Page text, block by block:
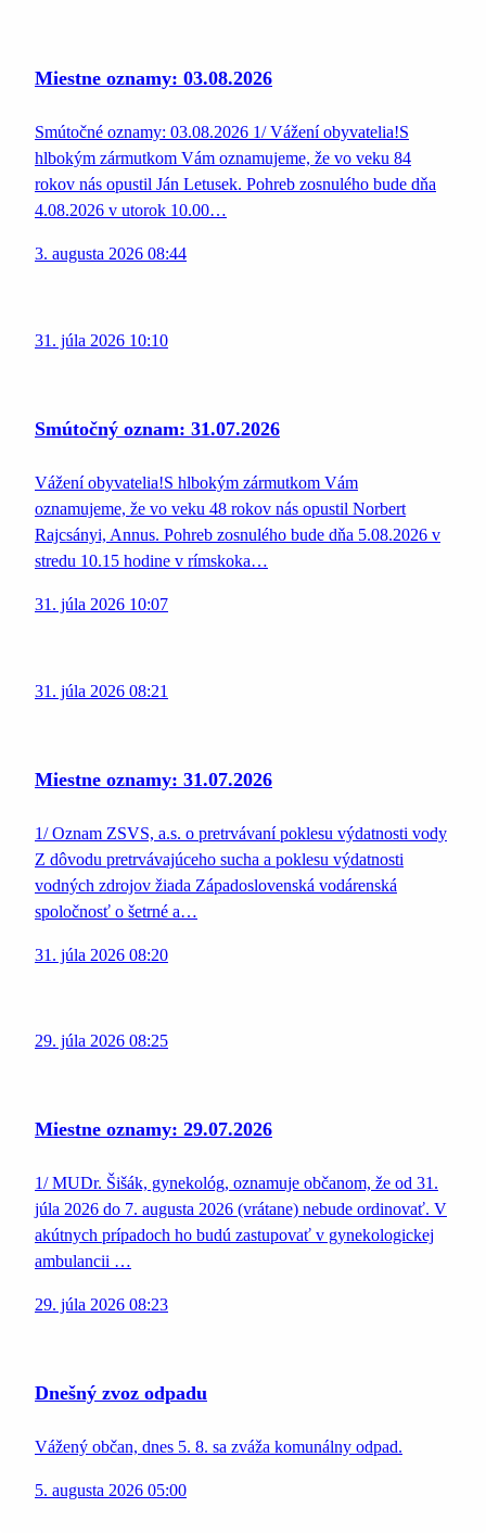
Miestne oznamy: 03.08.2026
Smútočné oznamy: 03.08.2026 1/ Vážení obyvatelia!S
hlbokým zármutkom Vám oznamujeme, že vo veku 84
rokov nás opustil Ján Letusek. Pohreb zosnulého bude dňa
4.08.2026 v utorok 10.00…
3. augusta 2026 08:44
31. júla 2026 10:10
Smútočný oznam: 31.07.2026
Vážení obyvatelia!S hlbokým zármutkom Vám
oznamujeme, že vo veku 48 rokov nás opustil Norbert
Rajcsányi, Annus. Pohreb zosnulého bude dňa 5.08.2026 v
stredu 10.15 hodine v rímskoka…
31. júla 2026 10:07
31. júla 2026 08:21
Miestne oznamy: 31.07.2026
1/ Oznam ZSVS, a.s. o pretrvávaní poklesu výdatnosti vody
Z dôvodu pretrvávajúceho sucha a poklesu výdatnosti
vodných zdrojov žiada Západoslovenská vodárenská
spoločnosť o šetrné a…
31. júla 2026 08:20
29. júla 2026 08:25
Miestne oznamy: 29.07.2026
1/ MUDr. Šišák, gynekológ, oznamuje občanom, že od 31.
júla 2026 do 7. augusta 2026 (vrátane) nebude ordinovať. V
akútnych prípadoch ho budú zastupovať v gynekologickej
ambulancii …
29. júla 2026 08:23
Dnešný zvoz odpadu
Vážený občan, dnes 5. 8. sa zváža komunálny odpad.
5. augusta 2026 05:00